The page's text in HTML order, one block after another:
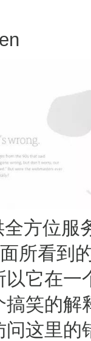
方位服
所看到
它在
笑的
这里的